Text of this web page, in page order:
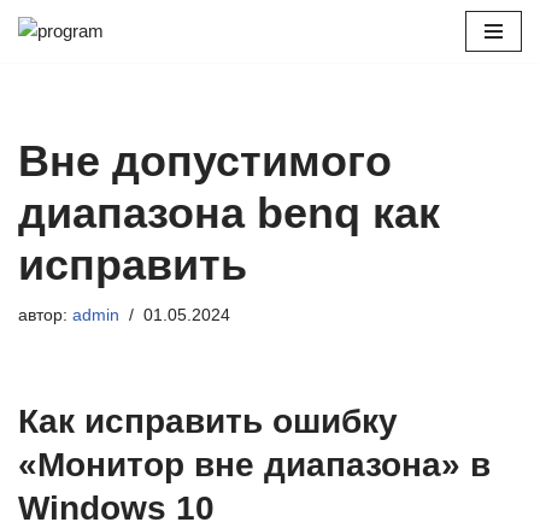
Вне допустимого
диапазона benq как
исправить
автор: admin 01.05.2024
Как исправить ошибку
«Монитор вне диапазона» в
Windows 10